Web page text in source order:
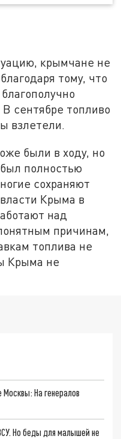
крымчане не
тому, что
сентябре топливо
взлетели.
были в ходу, но
полностью
сохраняют
Крыма в
над
причинам,
топлива не
Крыма не
На генералов
Но беды для малышей не